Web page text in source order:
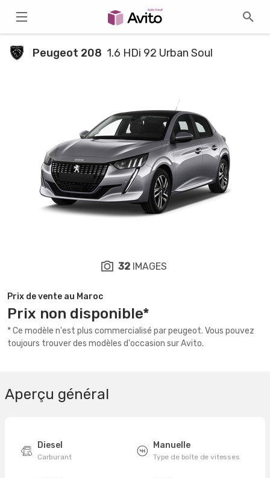
Peugeot 208 1.6 HDi 92 Urban Soul
Prix de vente au Maroc
Prix non disponible*
* Ce modèle n'est plus commercialisé par peugeot. Vous pouvez
toujours trouver des modèles d'occasion sur Avito.
32 IMAGES
Aperçu général
Diesel
Carburant
Manuelle
Type de boîte de vitesses